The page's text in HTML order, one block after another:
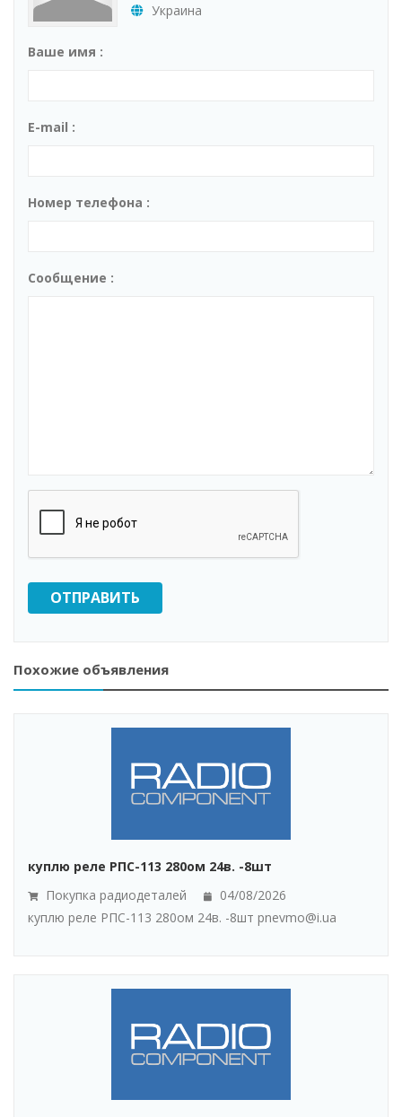
Украина
Ваше имя :
E-mail :
Номер телефона :
Сообщение :
ОТПРАВИТЬ
Похожие объявления
куплю реле РПС-113 280ом 24в. -8шт
Покупка радиодеталей
04/08/2026
куплю реле РПС-113 280ом 24в. -8шт pnevmo@i.ua